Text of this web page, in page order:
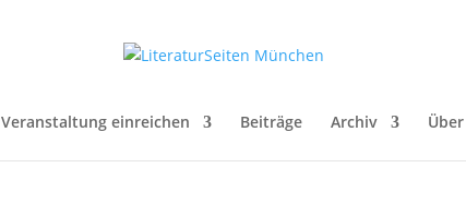
Veranstaltung einreichen Beiträge Archiv